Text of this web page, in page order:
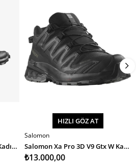
Salomon Supercross 4 GTX Kadın Koşu Ayakkabısı
SEPETE EKLE
HIZLI GÖZ AT
Salomon
Salomon Xa Pro 3D V9 Gtx W Kadın Koşu Ayakkabısı
₺13.000,00